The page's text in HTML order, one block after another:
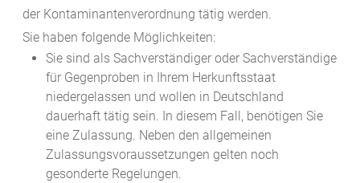
der Kontaminantenverordnung tätig werden.
Sie haben folgende Möglichkeiten:
Sie sind als Sachverständiger oder Sachverständige
für Gegenproben in Ihrem Herkunftsstaat
niedergelassen und wollen in Deutschland
dauerhaft tätig sein. In diesem Fall, benötigen Sie
eine Zulassung. Neben den allgemeinen
Zulassungsvoraussetzungen gelten noch
gesonderte Regelungen.